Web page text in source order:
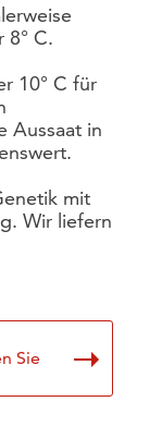
8° C.
10° C für
Aussaat in
mit
Wir liefern
Sie